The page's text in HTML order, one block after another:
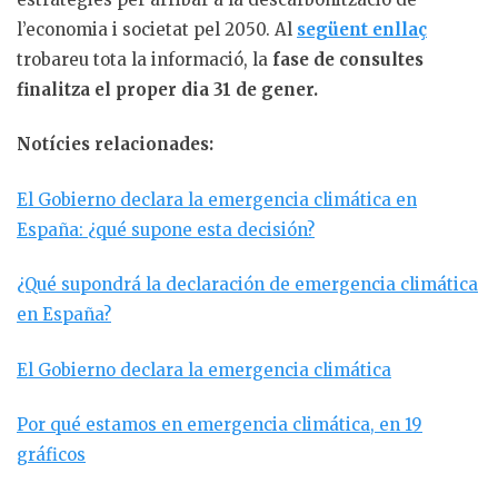
l’economia i societat pel 2050. Al següent enllaç
trobareu tota la informació, la fase de consultes
finalitza el proper dia 31 de gener.
Notícies relacionades:
El Gobierno declara la emergencia climática en
España: ¿qué supone esta decisión?
¿Qué supondrá la declaración de emergencia climática
en España?
El Gobierno declara la emergencia climática
Por qué estamos en emergencia climática, en 19
gráficos